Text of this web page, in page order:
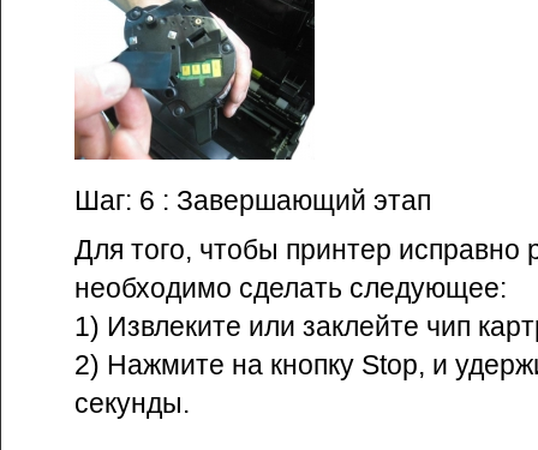
Шаг: 6 : Завершающий этап
Для того, чтобы принтер исправно
необходимо сделать следующее:
1) Извлеките или заклейте чип
2) Нажмите на кнопку Stop, и
секунды.